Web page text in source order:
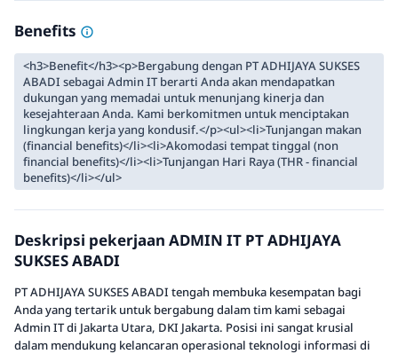
Benefits
<h3>Benefit</h3><p>Bergabung dengan PT ADHIJAYA SUKSES
ABADI sebagai Admin IT berarti Anda akan mendapatkan
dukungan yang memadai untuk menunjang kinerja dan
kesejahteraan Anda. Kami berkomitmen untuk menciptakan
lingkungan kerja yang kondusif.</p><ul><li>Tunjangan makan
(financial benefits)</li><li>Akomodasi tempat tinggal (non
financial benefits)</li><li>Tunjangan Hari Raya (THR - financial
benefits)</li></ul>
Deskripsi pekerjaan ADMIN IT PT ADHIJAYA
SUKSES ABADI
PT ADHIJAYA SUKSES ABADI tengah membuka kesempatan bagi
Anda yang tertarik untuk bergabung dalam tim kami sebagai
Admin IT di Jakarta Utara, DKI Jakarta. Posisi ini sangat krusial
dalam mendukung kelancaran operasional teknologi informasi di